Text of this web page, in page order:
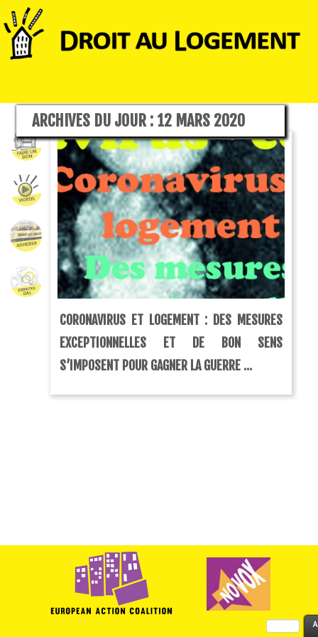
ARCHIVES DU JOUR :12 MARS 2020
CORONAVIRUS ET LOGEMENT : DES MESURES
EXCEPTIONNELLES ET DE BON SENS
S’IMPOSENT POUR GAGNER LA GUERRE ...
Rechercher :